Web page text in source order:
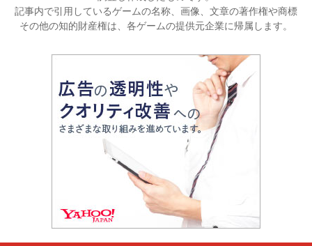
記事内で引用しているゲームの名称、画像、文章の著作権や商標
その他の知的財産権は、各ゲームの提供元企業に帰属します。